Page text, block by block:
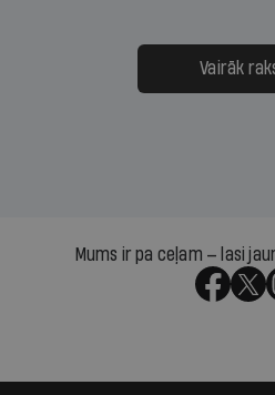
Vairāk
Mums ir pa ceļam — lasi